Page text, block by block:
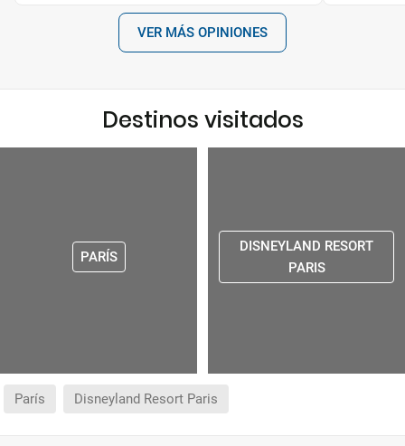
VER MÁS OPINIONES
Destinos visitados
PARÍS
DISNEYLAND RESORT
PARIS
París Disneyland Resort Paris